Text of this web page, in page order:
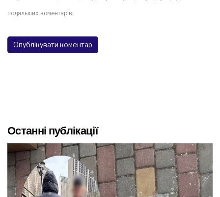
подальших коментарів.
Останні публікації